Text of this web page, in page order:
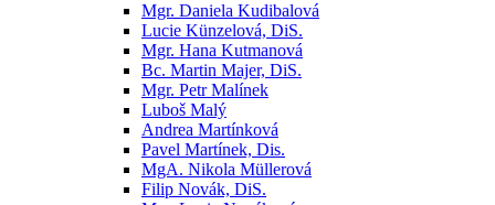
Mgr. Daniela Kudibalová
Lucie Künzelová, DiS.
Mgr. Hana Kutmanová
Bc. Martin Majer, DiS.
Mgr. Petr Malínek
Luboš Malý
Andrea Martínková
Pavel Martínek, Dis.
MgA. Nikola Müllerová
Filip Novák, DiS.